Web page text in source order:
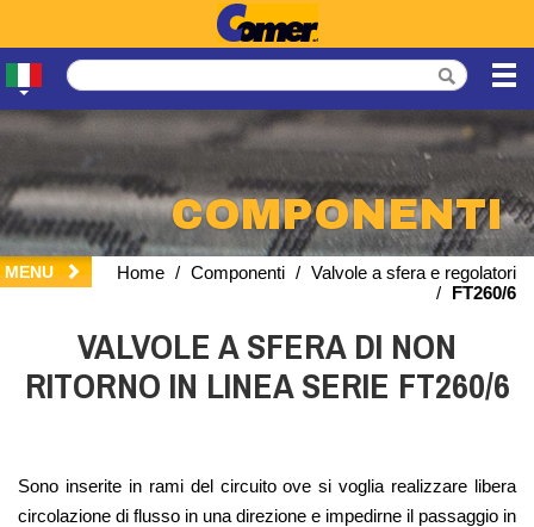
COMPONENTI
MENU Home / Componenti / Valvole a sfera e regolatori
/ FT260/6
VALVOLE A SFERA DI NON
RITORNO IN LINEA SERIE FT260/6
Sono inserite in rami del circuito ove si voglia realizzare libera
circolazione di flusso in una direzione e impedirne il passaggio in